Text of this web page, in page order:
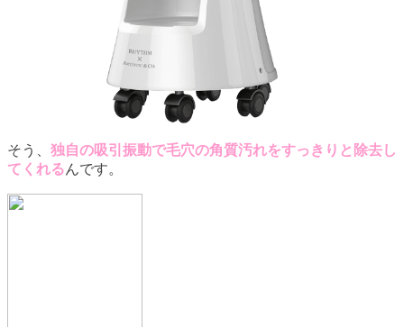
そう、 独自の吸引振動で毛穴の角質汚れをすっきりと除去し
てくれるんです。